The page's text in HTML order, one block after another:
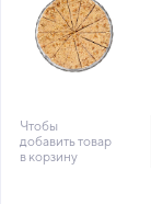
Чтобы
добавить товар
в корзину